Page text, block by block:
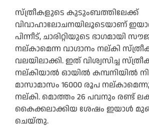
സ്ത്രീകളുടെ കുടുംബത്തിലേക്ക്
വിവാഹാലോചനയിലൂടെയാണ്
പിന്നീട്, ചാരിറ്റിയുടെ ഭാഗമായി
നല്കാമെന്ന വാഗ്ദാനം നല്കി
വലയിലാക്കി. ഇത് വിശ്വസിച്ച
നല്കിയാൽ ഓയിൽ കമ്പനിയിൽ
മാസാമാസം 16000 രൂപ
നല്കി. മൊത്തം 26 പവനും രണ്ട്
കൈക്കലാക്കിയ ശേഷം ഇയാൾ
ചെയ്തു.